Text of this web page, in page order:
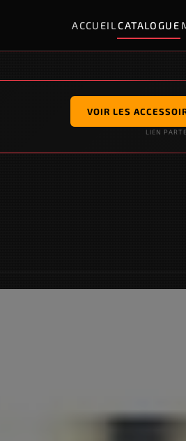
ACCUEILCATALOGUE
VOIR LES
LIEN